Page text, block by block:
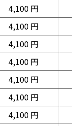
4,100 円
4,100 円
4,100 円
4,100 円
4,100 円
4,100 円
4,100 円